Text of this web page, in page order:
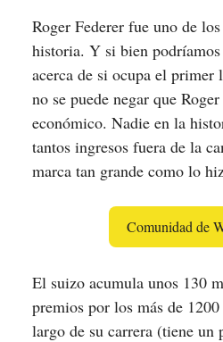
Roger Federer fue uno de
historia. Y si bien
acerca de si ocupa el
no se puede negar que
económico. Nadie en la
tantos ingresos fuera de la
marca tan grande como lo
Comunidad de
El suizo acumula unos 130
premios por los más de
largo de su carrera (tiene un